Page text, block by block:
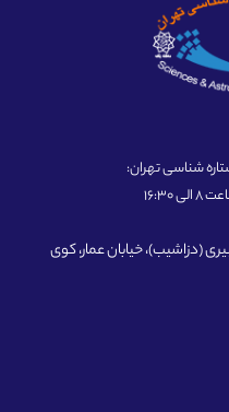
شناسی تهران:
16:30
(دزاشیب)، خیابان عمار، کوی